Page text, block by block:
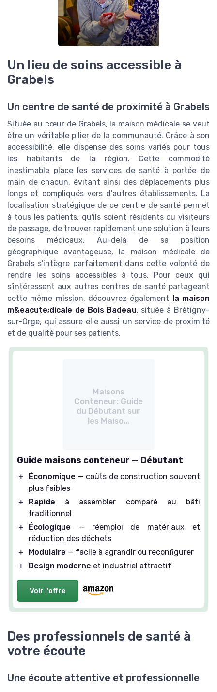
Un lieu de soins accessible à
Grabels
Un centre de santé de proximité à Grabels
Située au cœur de Grabels, la maison médicale se veut
être un véritable pilier de la communauté. Grâce à son
accessibilité, elle dispense des soins variés pour tous
les habitants de la région. Cette commodité
inestimable place les services de santé à portée de
main de chacun, évitant ainsi des déplacements plus
longs et compliqués vers d'autres établissements. La
localisation stratégique de ce centre de santé permet
à tous les patients, qu'ils soient résidents ou visiteurs
de passage, de trouver rapidement une solution à leurs
besoins médicaux. Au-delà de sa position
géographique avantageuse, la maison médicale de
Grabels s'intègre parfaitement dans cette volonté de
rendre les soins accessibles à tous. Pour ceux qui
s'intéressent aux autres centres de santé partageant
cette même mission, découvrez également
la maison
m&eacute;dicale de Bois Badeau, située à Brétigny-
sur-Orge, qui assure elle aussi un service de proximité
et de qualité pour ses patients.
Maisons
Conteneur: Guide
du Débutant sur
les Maiso...
Guide maisons conteneur — Débutant
＋ Économique — coûts de construction souvent
plus faibles
＋
Rapide à assembler comparé au bâti
traditionnel
＋
Écologique — réemploi de matériaux et
réduction des déchets
＋
Modulaire — facile à agrandir ou reconfigurer
＋
Design moderne et industriel attractif
Voir l'offre
Des professionnels de santé à
votre écoute
Une écoute attentive et professionnelle